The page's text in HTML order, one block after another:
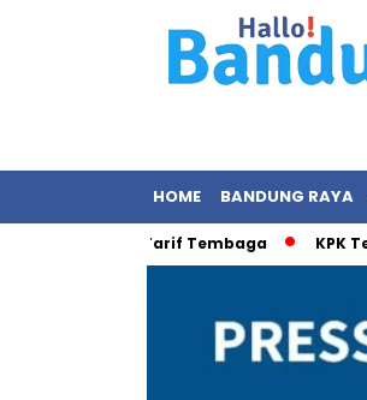
HOME BANDUNG RAYA
& Tarif Tembaga KPK Telusuri